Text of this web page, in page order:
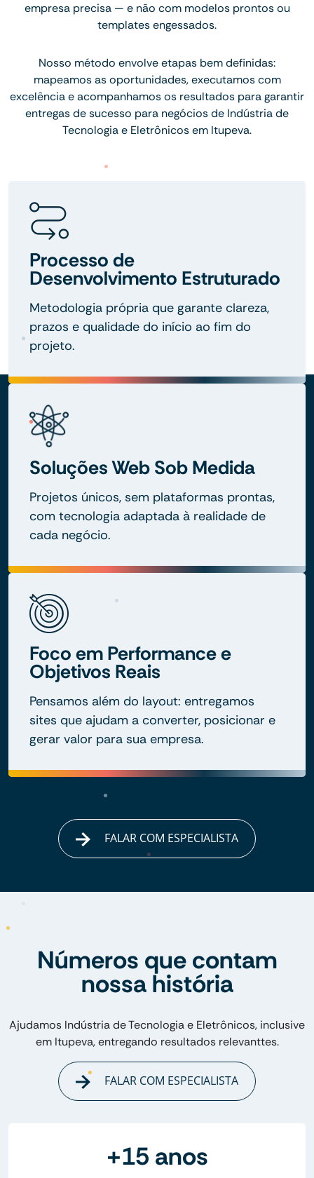
empresa precisa — e não com modelos prontos ou
templates engessados.
Nosso método envolve etapas bem definidas:
mapeamos as oportunidades, executamos com
excelência e acompanhamos os resultados para garantir
entregas de sucesso para negócios de Indústria de
Tecnologia e Eletrônicos em Itupeva.
Processo de
Desenvolvimento Estruturado
Metodologia própria que garante clareza,
prazos e qualidade do início ao fim do
projeto.
Soluções Web Sob Medida
Projetos únicos, sem plataformas prontas,
com tecnologia adaptada à realidade de
cada negócio.
Foco em Performance e
Objetivos Reais
Pensamos além do layout: entregamos
sites que ajudam a converter, posicionar e
gerar valor para sua empresa.
FALAR COM ESPECIALISTA
Números que contam
nossa história
Ajudamos Indústria de Tecnologia e Eletrônicos, inclusive
em Itupeva, entregando resultados relevanttes.
FALAR COM ESPECIALISTA
+15 anos